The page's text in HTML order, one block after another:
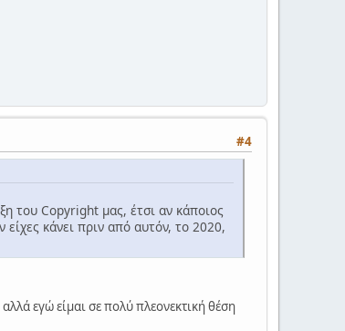
#4
του Copyright μας, έτσι αν κάποιος
είχες κάνει πριν από αυτόν, το 2020,
εγώ είμαι σε πολύ πλεονεκτική θέση